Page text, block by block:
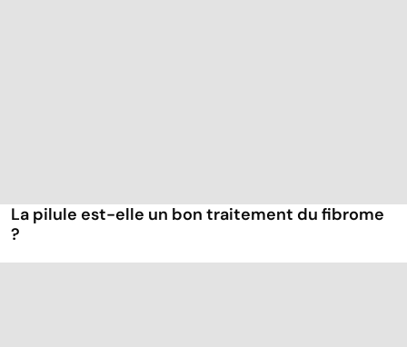
La pilule est-elle un bon traitement du fibrome
?